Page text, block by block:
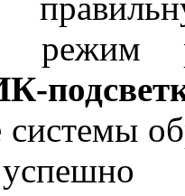
режим